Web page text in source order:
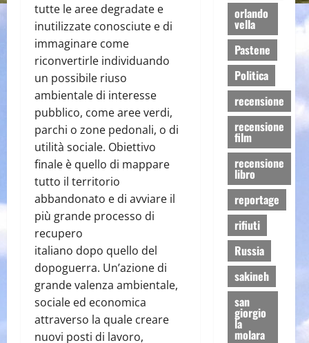
tutte le aree degradate e
inutilizzate conosciute e di
immaginare come
riconvertirle individuando
un possibile riuso
ambientale di interesse
pubblico, come aree verdi,
parchi o zone pedonali, o di
utilità sociale. Obiettivo
finale è quello di mappare
tutto il territorio
abbandonato e di avviare il
più grande processo di
recupero
italiano dopo quello del
dopoguerra. Un’azione di
grande valenza ambientale,
sociale ed economica
attraverso la quale creare
nuovi posti di lavoro,
orlando
vella
Pastene
Politica
recensione
recensione
film
recensione
libro
reportage
rifiuti
Russia
sakineh
san
giorgio
la
molara